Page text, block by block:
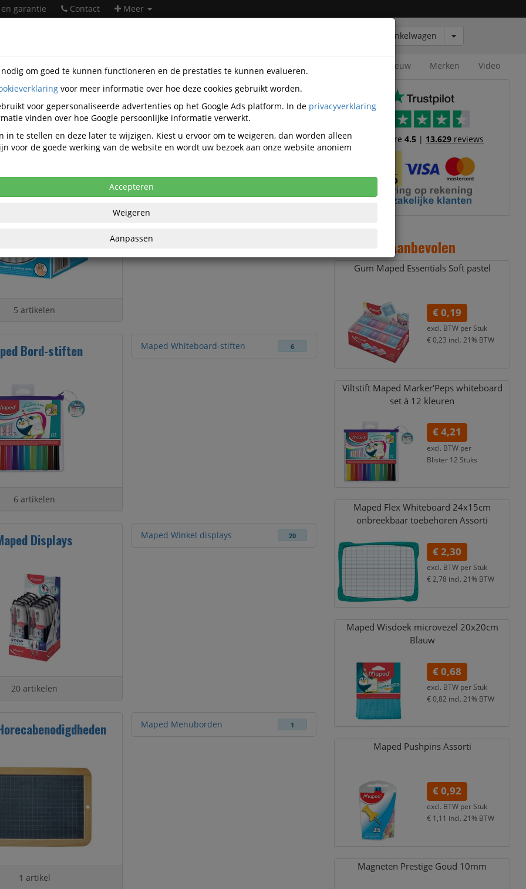
Winkelwagen
garantie Contact Meer
Nieuw Merken Video
Maped
Maped presentatiemiddelen
5 artikelen
Maped Wissers
Bord-stiften
6 artikelen
Maped Whiteboard-stiften 6
Displays
20 artikelen
Maped Winkel displays 20
1 artikel
Maped Menuborden 1
Trustscore4.5 | 13.629 reviews
Aanbevolen
Gum Maped Essentials Soft pastel
€ 0,19
excl. BTW per Stuk
€ 0,23 incl. 21% BTW
Viltstift Maped Marker'Peps whiteboard
set à 12 kleuren
€ 4,21
excl. BTW per
Blister 12 Stuks
Maped Flex Whiteboard 24x15cm
onbreekbaar toebehoren Assorti
€ 2,30
excl. BTW per Stuk
€ 2,78 incl. 21% BTW
Maped Wisdoek microvezel 20x20cm
Blauw
€ 0,68
excl. BTW per Stuk
€ 0,82 incl. 21% BTW
Maped Pushpins Assorti
€ 0,92
excl. BTW per Stuk
€ 1,11 incl. 21% BTW
Magneten Prestige Goud 10mm
om goed te kunnen functioneren en de prestaties te kunnen evalueren.
voor meer informatie over hoe deze cookies gebruikt worden.
voor gepersonaliseerde advertenties op het Google Ads platform. In de privacyverklaring
vinden over hoe Google persoonlijke informatie verwerkt.
in te stellen en deze later te wijzigen. Kiest u ervoor om te weigeren, dan worden alleen
voor de goede werking van de website en wordt uw bezoek aan onze website anoniem
Accepteren
Weigeren
Aanpassen